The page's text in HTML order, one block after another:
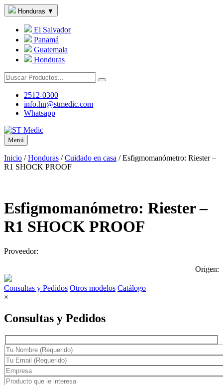
Honduras ▼
El Salvador
Panamá
Guatemala
Honduras
2512-0300
info.hn@stmedic.com
Whatsapp
Menú
Inicio /Honduras /Cuidado en casa /Esfigmomanómetro: Riester –
R1 SHOCK PROOF
Esfigmomanómetro: Riester –
R1 SHOCK PROOF
Proveedor:
Origen:
Consultas y Pedidos Otros modelos Catálogo
×
Consultas y Pedidos